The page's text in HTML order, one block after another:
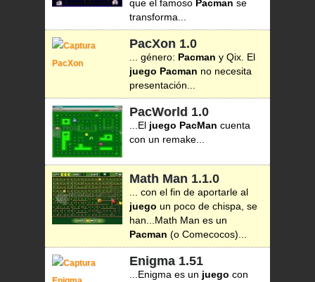
que el famoso Pacman se
transforma...
PacXon 1.0
... género: Pacman y Qix. El
juego Pacman no necesita
presentación...
PacWorld 1.0
...El juego PacMan cuenta
con un remake...
Math Man 1.1.0
... con el fin de aportarle al
juego un poco de chispa, se
han...Math Man es un
Pacman (o Comecocos)...
Enigma1.51
...Enigma es un juego con